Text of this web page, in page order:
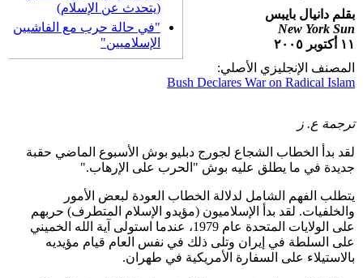
(يتحدث عن الإسلام)
"في حالة حرب مع الفاشيين
الإسلاميين"
بقلم دانيال بايبس
New York Sun
١١ أكتوبر ٢٠٠٥
المصنف الإنجليزي الأصلي:
Bush Declares War on Radical Islam
ترجمة ع. ز
لقد بدأ الخطاب الشجاع لجورج دبليو بوش الأسبوع الماضي حقبة
جديدة في ما يطلق عليه بوش "الحرب على الإرهاب."
يتطلب الفهم الشامل لدلالة الخطاب العودة لبعض الأمور
والخلفيات. لقد بدأ الإسلاميون (مؤيدو الإسلام المتطرف) حربهم
على الولايات المتحدة عام 1979، عندما استولى آية الله الخميني
على السلطة في إيران وتلى ذلك في نفس العام قيام مؤيديه
بالاستيلاء على السفارة الأمريكية في طهران.